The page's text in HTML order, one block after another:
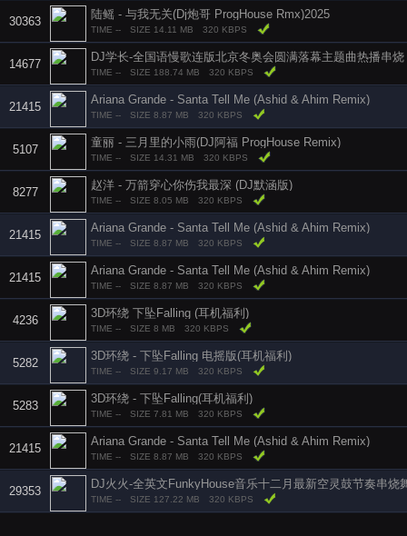
30363
陆鳐 - 与我无关(Dj炮哥 ProgHouse Rmx)2025
TIME -- SIZE 14.11 MB 320 KBPS
14677
DJ学长-全国语慢歌连版北京冬奥会圆满落幕主题曲热播串烧
TIME -- SIZE 188.74 MB 320 KBPS
21415
Ariana Grande - Santa Tell Me (Ashid & Ahim Remix)
TIME -- SIZE 8.87 MB 320 KBPS
5107
童丽 - 三月里的小雨(DJ阿福 ProgHouse Remix)
TIME -- SIZE 14.31 MB 320 KBPS
8277
赵洋 - 万箭穿心你伤我最深 (DJ默涵版)
TIME -- SIZE 8.05 MB 320 KBPS
21415
Ariana Grande - Santa Tell Me (Ashid & Ahim Remix)
TIME -- SIZE 8.87 MB 320 KBPS
21415
Ariana Grande - Santa Tell Me (Ashid & Ahim Remix)
TIME -- SIZE 8.87 MB 320 KBPS
4236
3D环绕 下坠Falling (耳机福利)
TIME -- SIZE 8 MB 320 KBPS
5282
3D环绕 - 下坠Falling 电摇版(耳机福利)
TIME -- SIZE 9.17 MB 320 KBPS
5283
3D环绕 - 下坠Falling(耳机福利)
TIME -- SIZE 7.81 MB 320 KBPS
21415
Ariana Grande - Santa Tell Me (Ashid & Ahim Remix)
TIME -- SIZE 8.87 MB 320 KBPS
29353
DJ火火-全英文FunkyHouse音乐十二月最新空灵鼓节奏串烧
TIME -- SIZE 127.22 MB 320 KBPS